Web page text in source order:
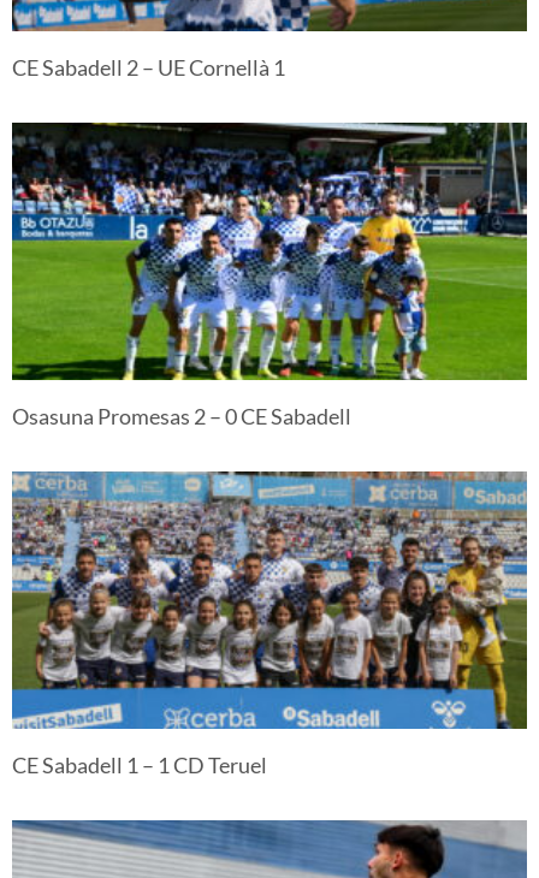
CE Sabadell 2 – UE Cornellà 1
Osasuna Promesas 2 – 0 CE Sabadell
CE Sabadell 1 – 1 CD Teruel